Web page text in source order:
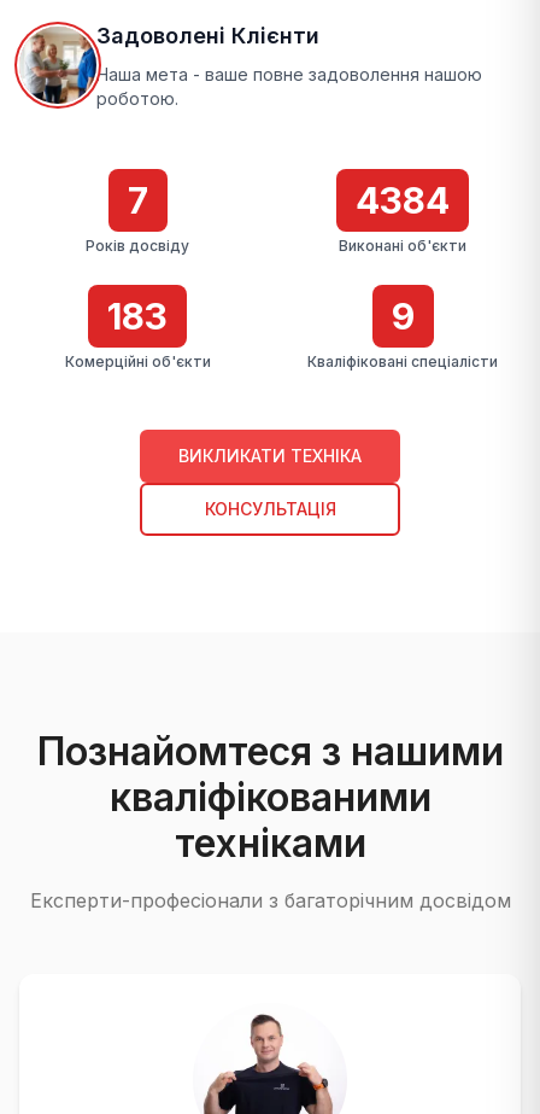
Задоволені Клієнти
Наша мета - ваше повне задоволення нашою
роботою.
7
Років досвіду
4384
Виконані об'єкти
183
Комерційні об'єкти
9
Кваліфіковані спеціалісти
ВИКЛИКАТИ ТЕХНІКА
КОНСУЛЬТАЦІЯ
Познайомтеся з нашими
кваліфікованими
техніками
Експерти-професіонали з багаторічним досвідом